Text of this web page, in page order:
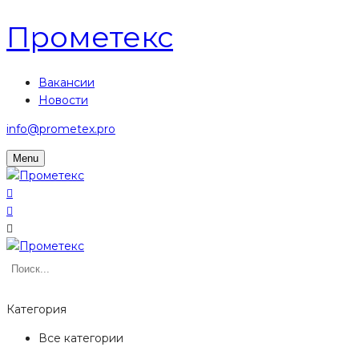
Прометекс
Вакансии
Новости
info@prometex.pro
Menu
Категория
Все категории